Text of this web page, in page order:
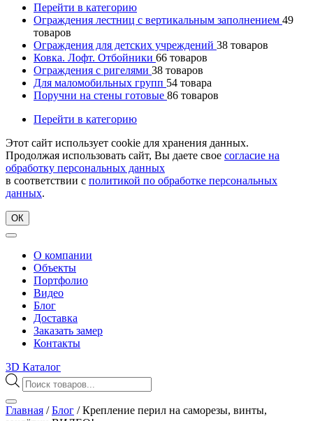
Перейти в категорию
Ограждения лестниц с вертикальным заполнением 49
товаров
Ограждения для детских учреждений 38 товаров
Ковка. Лофт. Отбойники 66 товаров
Ограждения с ригелями 38 товаров
Для маломобильных групп 54 товара
Поручни на стены готовые 86 товаров
Перейти в категорию
Этот сайт использует cookie для хранения данных.
Продолжая использовать сайт, Вы даете свое согласие на
обработку персональных данных
в соответствии с политикой по обработке персональных
данных.
ОК
О компании
Объекты
Портфолио
Видео
Блог
Доставка
Заказать замер
Контакты
3D Каталог
Поиск
товаров
Главная /Блог /Крепление перил на саморезы, винты,